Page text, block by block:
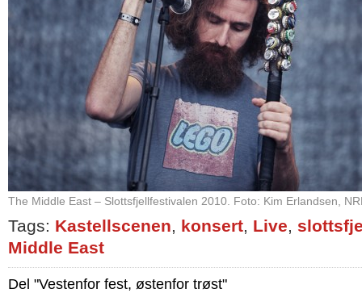
The Middle East – Slottsfjellfestivalen 2010. Foto: Kim Erlandsen,
Tags: Kastellscenen, konsert, Live,
Middle East
Del "Vestenfor fest, østenfor trøst"